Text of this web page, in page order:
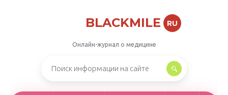
BLACKMILE RU
Онлайн-журнал о медицине